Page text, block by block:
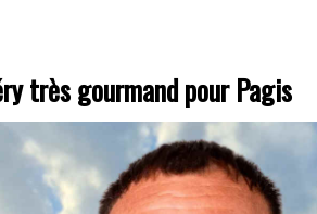
très gourmand pour Pagis